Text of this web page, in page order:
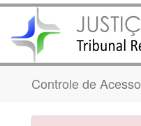
Controle de Acesso